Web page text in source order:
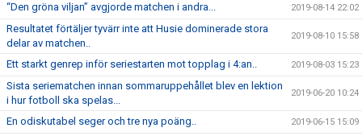
“Den gröna viljan” avgjorde matchen i andra... 2019-08-14 22:02
Resultatet förtäljer tyvärr inte att Husie dominerade stora
delar av matchen..
2019-08-10 15:58
Ett starkt genrep inför seriestarten mot topplag i 4:an.. 2019-08-03 15:23
Sista seriematchen innan sommaruppehållet blev en lektion
i hur fotboll ska spelas...
2019-06-20 10:24
En odiskutabel seger och tre nya poäng.. 2019-06-15 15:09